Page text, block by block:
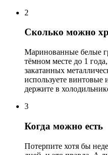
2
Сколько можно
Маринованные белые
тёмном месте до 1
закатанных
используете
держите в
3
Когда можно есть
Потерпите хотя бы